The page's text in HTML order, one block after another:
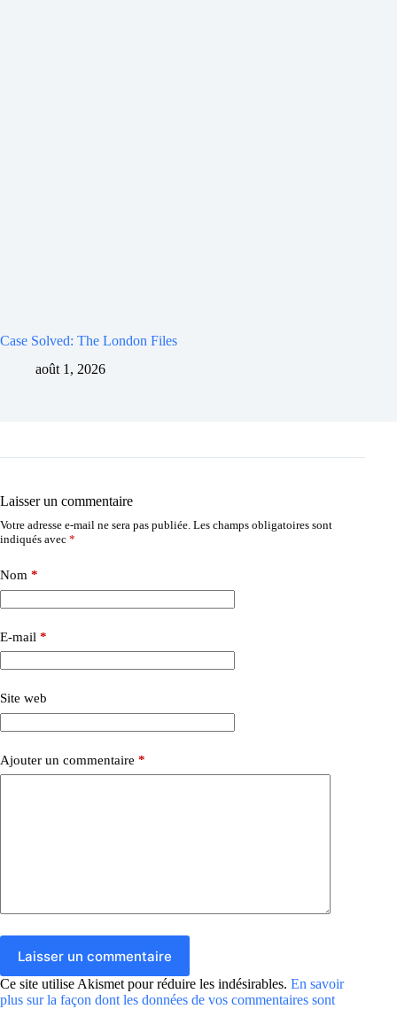
Case Solved: The London Files
août 1, 2026
Laisser un commentaire
Votre adresse e-mail ne sera pas publiée. Les champs obligatoires sont
indiqués avec *
Nom *
E-mail *
Site web
Ajouter un commentaire *
Laisser un commentaire
Ce site utilise Akismet pour réduire les indésirables. En savoir
plus sur la façon dont les données de vos commentaires sont